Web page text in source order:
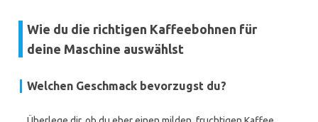
Wie du die richtigen Kaffeebohnen für
deine Maschine auswählst
Welchen Geschmack bevorzugst du?